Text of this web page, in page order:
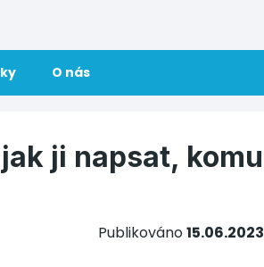
O nás
ji napsat, komu
Publikováno15.06.2023